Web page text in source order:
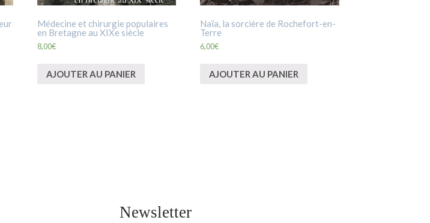
Médecine et chirurgie populaires
en Bretagne au XIXe siècle
8,00€
AJOUTER AU PANIER
Naïa, la sorcière de Rochefort-en-
Terre
6,00€
AJOUTER AU PANIER
Newsletter